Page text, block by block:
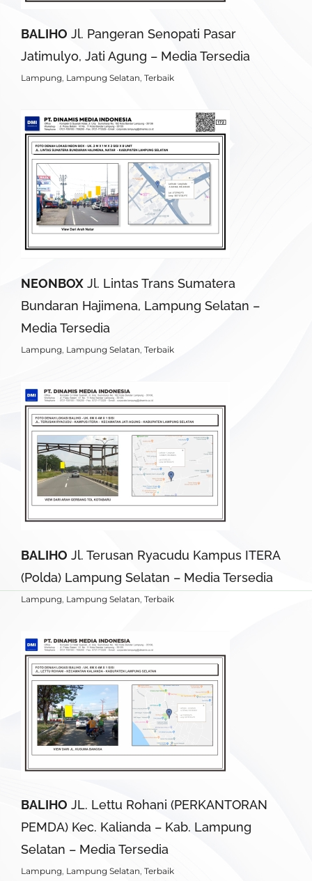
BALIHO Jl. Pangeran Senopati Pasar
Jatimulyo, Jati Agung – Media Tersedia
Lampung Lampung Selatan Terbaik
NEONBOX Jl. Lintas Trans Sumatera
Bundaran Hajimena, Lampung Selatan –
Media Tersedia
Lampung Lampung Selatan Terbaik
BALIHO Jl. Terusan Ryacudu Kampus ITERA
(Polda) Lampung Selatan – Media Tersedia
Lampung Lampung Selatan Terbaik
BALIHO JL. Lettu Rohani (PERKANTORAN
PEMDA) Kec. Kalianda – Kab. Lampung
Selatan – Media Tersedia
Lampung Lampung Selatan Terbaik